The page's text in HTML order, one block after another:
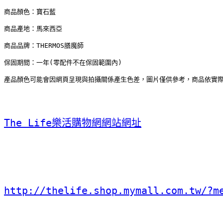
商品顏色：寶石藍
商品產地：馬來西亞
商品品牌：THERMOS膳魔師
保固期間：一年(零配件不在保固範圍內)
產品顏色可能會因網頁呈現與拍攝關係產生色差，圖片僅供參考，商品依實
The Life樂活購物網網站網址
http://thelife.shop.mymall.com.tw/